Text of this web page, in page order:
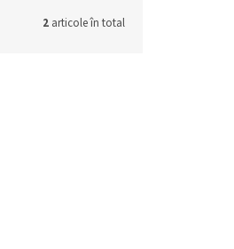
2 articole în total